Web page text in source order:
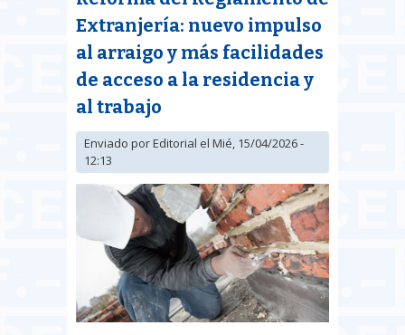
de trabajo
Extranjería: nuevo impulso
al arraigo y más facilidades
de acceso a la residencia y
al trabajo
Enviado porEditorial el Mié, 15/04/2026 -
12:13